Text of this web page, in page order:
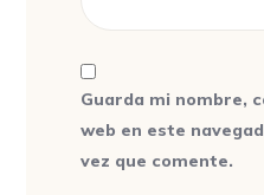
Guarda mi nombre,
web en este
vez que comente.